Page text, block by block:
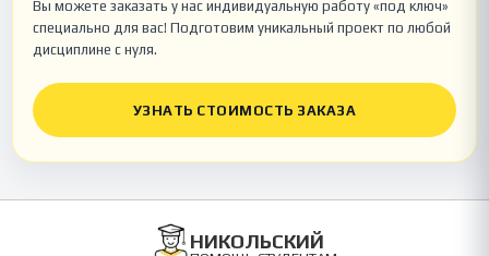
Вы можете заказать у нас индивидуальную работу «под ключ»
специально для вас! Подготовим уникальный проект по любой
дисциплине с нуля.
УЗНАТЬ СТОИМОСТЬ ЗАКАЗА
НИКОЛЬСКИЙ